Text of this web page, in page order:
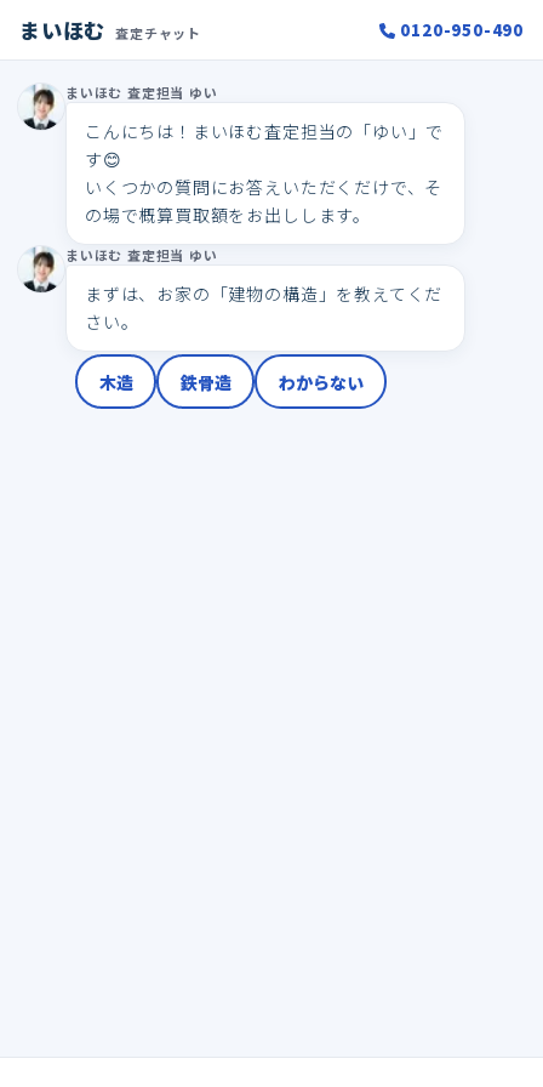
まいほむ 査定チャット 0120-950-490
まいほむ 査定担当 ゆい
こんにちは！まいほむ査定担当の「ゆい」で
す😊
いくつかの質問にお答えいただくだけで、そ
の場で概算買取額をお出しします。
まいほむ 査定担当 ゆい
まずは、お家の「建物の構造」を教えてくだ
さい。
木造 鉄骨造 わからない